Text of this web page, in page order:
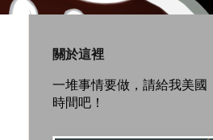
關於這裡
一堆事情要做，請給我美國
時間吧！